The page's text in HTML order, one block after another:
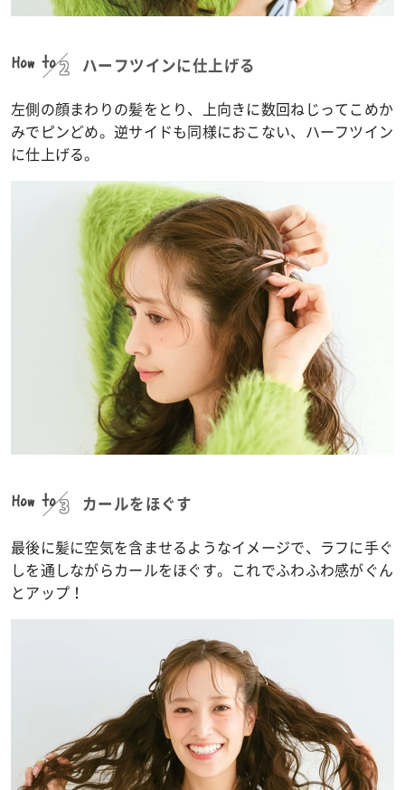
How to ハーフツインに仕上げる
左側の顔まわりの髪をとり、上向きに数回ねじってこめか
みでピンどめ。逆サイドも同様におこない、ハーフツイン
に仕上げる。
How to カールをほぐす
最後に髪に空気を含ませるようなイメージで、ラフに手ぐ
しを通しながらカールをほぐす。これでふわふわ感がぐん
とアップ！